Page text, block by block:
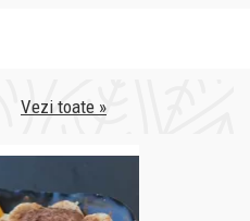
Vezi toate »